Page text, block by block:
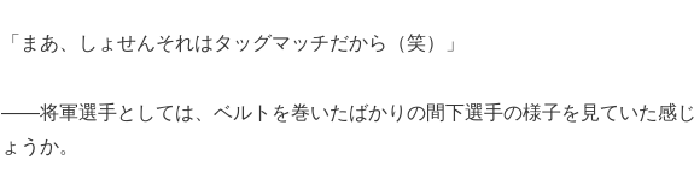
「まあ、しょせんそれはタッグマッチだから（笑）」
――将軍選手としては、ベルトを巻いたばかりの間下選手の様子を見ていた感
ょうか。